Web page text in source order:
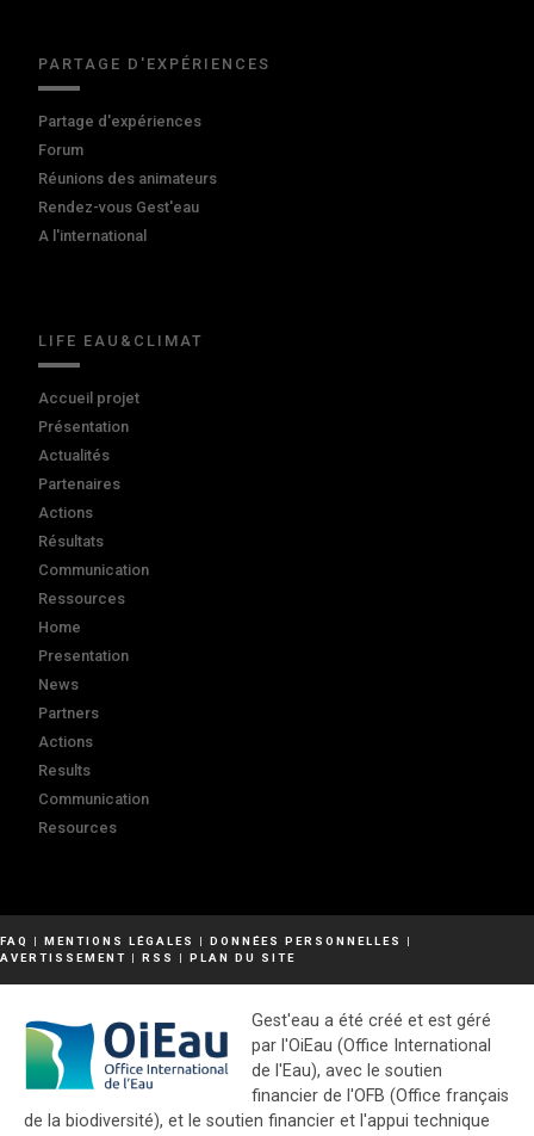
PARTAGE D'EXPÉRIENCES
Partage d'expériences
Forum
Réunions des animateurs
Rendez-vous Gest'eau
A l'international
LIFE EAU&CLIMAT
Accueil projet
Présentation
Actualités
Partenaires
Actions
Résultats
Communication
Ressources
Home
Presentation
News
Partners
Actions
Results
Communication
Resources
FAQ | MENTIONS LÉGALES | DONNÉES PERSONNELLES
|
AVERTISSEMENT | RSS | PLAN DU SITE
Gest'eau a été créé et est géré
par l'OiEau (Office International
de l'Eau), avec le soutien
financier de l'OFB (Office français
de la biodiversité), et le soutien financier et l'appui technique